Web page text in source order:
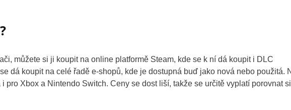
můžete si ji koupit na online platformě Steam, kde se k ní dá koupit i DLC
dá koupit na celé řadě e-shopů, kde je dostupná buď jako nová nebo použitá.
pro Xbox a Nintendo Switch. Ceny se dost liší, takže se určitě vyplatí porovnat si